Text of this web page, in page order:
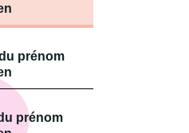
prénom
prénom